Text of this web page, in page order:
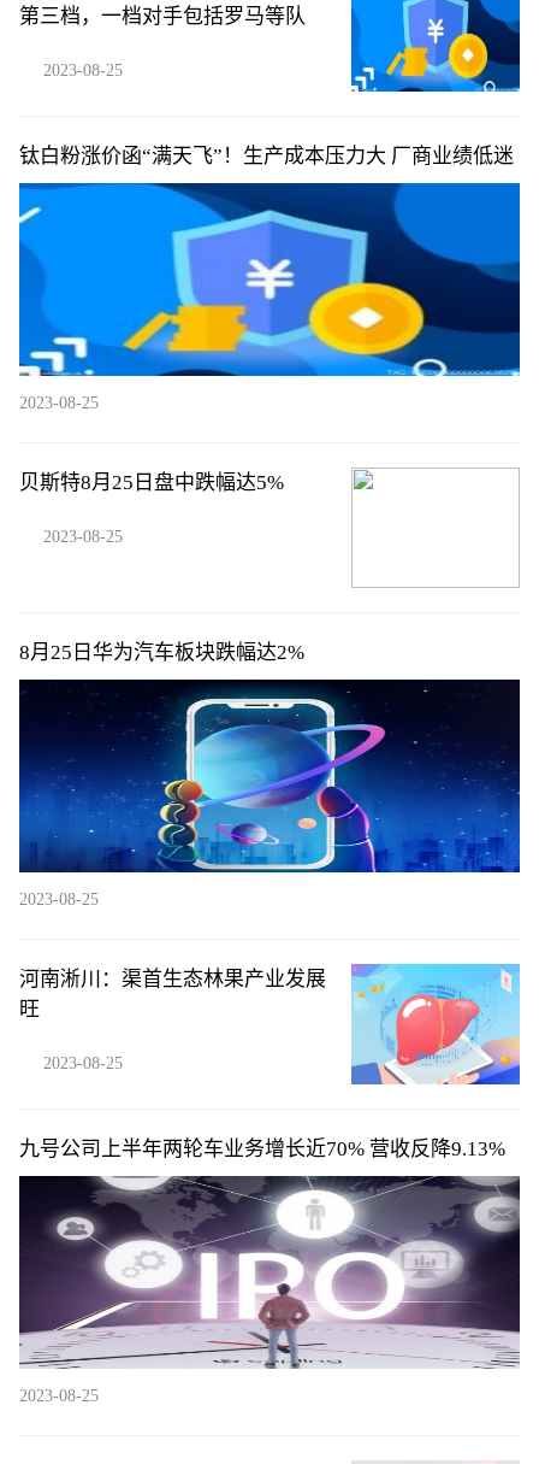
第三档，一档对手包括罗马等队
2023-08-25
钛白粉涨价函“满天飞”！生产成本压力大 厂商业绩低迷
2023-08-25
贝斯特8月25日盘中跌幅达5%
2023-08-25
8月25日华为汽车板块跌幅达2%
2023-08-25
河南淅川：渠首生态林果产业发展
旺
2023-08-25
九号公司上半年两轮车业务增长近70% 营收反降9.13%
2023-08-25